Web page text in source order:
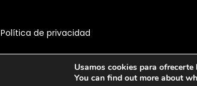
Política de privacidad
Usamos cookies para
You can find out more about